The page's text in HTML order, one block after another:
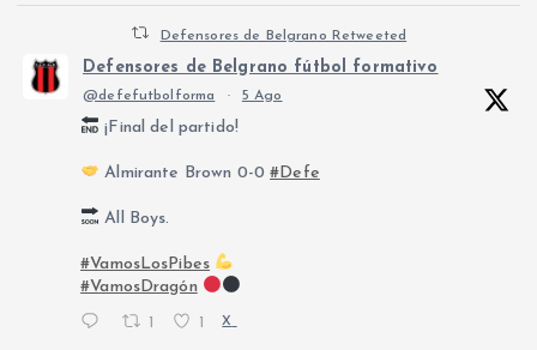
Defensores de Belgrano Retweeted
Defensores de Belgrano fútbol formativo
@defefutbolforma · 5 Ago
¡Final del partido!
Almirante Brown 0-0#Defe
All Boys.
#VamosLosPibes
#VamosDragón
1 1 X